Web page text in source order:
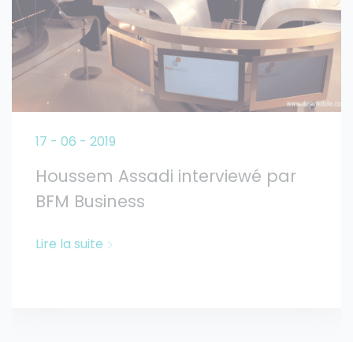
17 - 06 - 2019
Houssem Assadi interviewé par
BFM Business
Lire la suite